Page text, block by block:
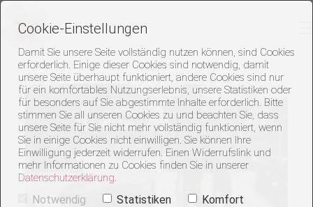
Cookie-Einstellungen
Damit Sie unsere Seite vollständig nutzen können, sind Cookies
erforderlich. Einige dieser Cookies sind notwendig, damit
unsere Seite überhaupt funktioniert, andere Cookies sind nur
für ein komfortables Nutzungserlebnis, unsere Statistiken oder
für besonders auf Sie abgestimmte Inhalte erforderlich. Bitte
stimmen Sie all unseren Cookies zu und beachten Sie, dass
unsere Seite für Sie nicht mehr vollständig funktioniert, wenn
Sie in einige Cookies nicht einwilligen. Sie können Ihre
Einwilligung jederzeit widerrufen. Einen Widerrufslink und
mehr Informationen zu Cookies finden Sie in unserer
Datenschutzerklärung.
Notwendig Statistiken
Komfort